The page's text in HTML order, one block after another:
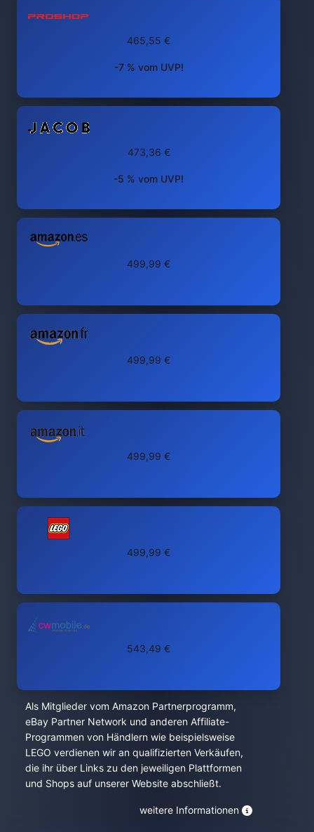
465,55 €
-7 % vom UVP!
473,36 €
-5 % vom UVP!
499,99 €
499,99 €
499,99 €
499,99 €
543,49 €
Als Mitglieder vom Amazon Partnerprogramm,
eBay Partner Network und anderen Affiliate-
Programmen von Händlern wie beispielsweise
LEGO verdienen wir an qualifizierten Verkäufen,
die ihr über Links zu den jeweiligen Plattformen
und Shops auf unserer Website abschließt.
weitere Informationen